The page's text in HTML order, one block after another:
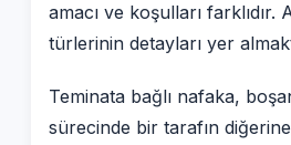
amacı ve koşulları farklıdır.
türlerinin detayları yer
Teminata bağlı nafaka,
sürecinde bir tarafın